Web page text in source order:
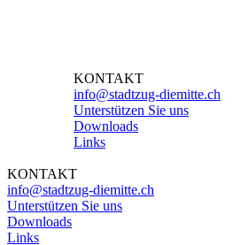
KONTAKT
info@stadtzug-diemitte.ch
Unterstützen Sie uns
Downloads
Links
KONTAKT
info@stadtzug-diemitte.ch
Unterstützen Sie uns
Downloads
Links